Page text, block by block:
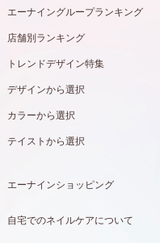
エーナイングループランキング
店舗別ランキング
トレンドデザイン特集
デザインから選択
カラーから選択
テイストから選択
エーナインショッピング
自宅でのネイルケアについて